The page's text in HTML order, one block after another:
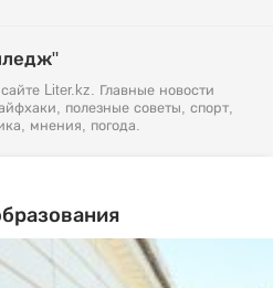
Liter.kz. Главные новости
полезные советы, спорт,
мнения, погода.